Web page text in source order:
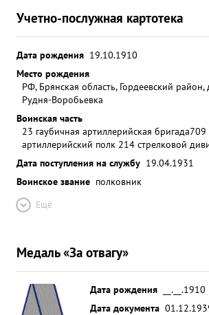
Учетно-послужная картотека
Дата рождения 19.10.1910
Место рождения
РФ, Брянская область, Гордеевский район,
Рудня-Воробьевка
Воинская часть
23 гаубичная артиллерийская бригада709
артиллерийский полк 214 стрелковой
Дата поступления на службу 19.04.1931
Воинское звание полковник
Ещё
Медаль «За отвагу»
Дата рождения
__.__.1910
Дата документа